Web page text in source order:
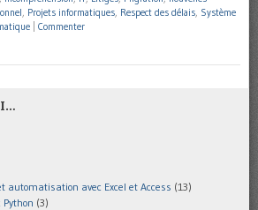
, Projets informatiques, Respect des délais, Système
Commenter
automatisation avec Excel et Access (13)
Python (3)